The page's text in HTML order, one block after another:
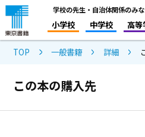
学校の先生・自治体関係のみ
小学校 中学校 高等
TOP 一般書籍 詳細
この本の購入先